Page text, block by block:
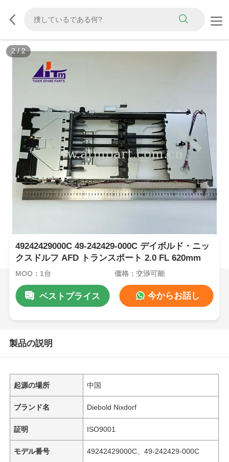
2/2
49242429000C 49-242429-000C デイボルド・ニッ
クスドルフ AFD トランスポート 2.0 FL 620mm
MOQ：1台 価格：交渉可能
ベストプライス 今からお話し
製品の説明
起源の場所 中国
ブランド名 Diebold Nixdorf
証明 ISO9001
モデル番号 49242429000C、49-242429-000C